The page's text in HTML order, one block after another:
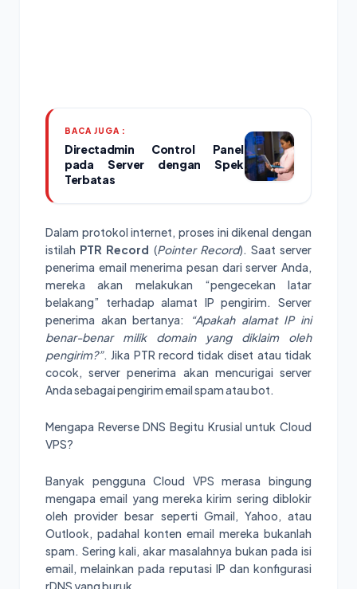
BACA JUGA :
Directadmin Control Panel
pada Server dengan Spek
Terbatas
Dalam protokol internet, proses ini dikenal dengan
istilah PTR Record (Pointer Record). Saat server
penerima email menerima pesan dari server Anda,
mereka akan melakukan “pengecekan latar
belakang” terhadap alamat IP pengirim. Server
penerima akan bertanya:
“Apakah alamat IP ini
benar-benar milik domain yang diklaim oleh
pengirim?”. Jika PTR record tidak diset atau tidak
cocok, server penerima akan mencurigai server
Anda sebagai pengirim email spam atau bot.
Mengapa Reverse DNS Begitu Krusial untuk Cloud
VPS?
Banyak pengguna Cloud VPS merasa bingung
mengapa email yang mereka kirim sering diblokir
oleh provider besar seperti Gmail, Yahoo, atau
Outlook, padahal konten email mereka bukanlah
spam. Sering kali, akar masalahnya bukan pada isi
email, melainkan pada reputasi IP dan konfigurasi
rDNS yang buruk.